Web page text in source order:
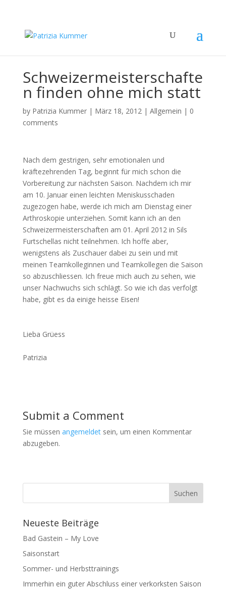
Schweizermeisterschafte
n finden ohne mich statt
by Patrizia Kummer| März 18, 2012| Allgemein | 0
comments
Nach dem gestrigen, sehr emotionalen und
kräftezehrenden Tag, beginnt für mich schon die
Vorbereitung zur nächsten Saison. Nachdem ich mir
am 10. Januar einen leichten Meniskusschaden
zugezogen habe, werde ich mich am Dienstag einer
Arthroskopie unterziehen. Somit kann ich an den
Schweizermeisterschaften am 01. April 2012 in Sils
Furtschellas nicht teilnehmen. Ich hoffe aber,
wenigstens als Zuschauer dabei zu sein und mit
meinen Teamkolleginnen und Teamkollegen die Saison
so abzuschliessen. Ich freue mich auch zu sehen, wie
unser Nachwuchs sich schlägt. So wie ich das verfolgt
habe, gibt es da einige heisse Eisen!
Lieba Grüess
Patrizia
Submit a Comment
Sie müssen angemeldetsein, um einen Kommentar
abzugeben.
Neueste Beiträge
Bad Gastein – My Love
Saisonstart
Sommer- und Herbsttrainings
Immerhin ein guter Abschluss einer verkorksten Saison